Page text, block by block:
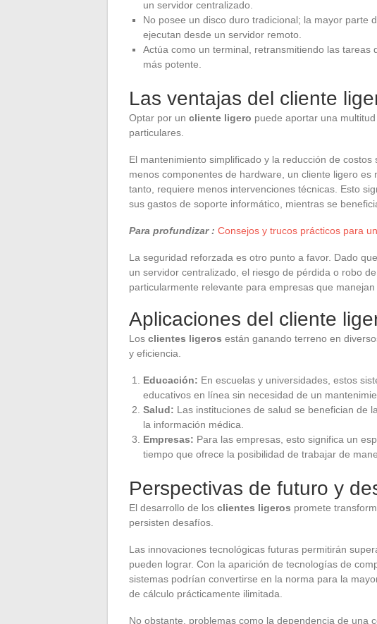
un servidor centralizado.
No posee un disco duro tradicional; la mayor parte
ejecutan desde un servidor remoto.
Actúa como un terminal, retransmitiendo las tareas
más potente.
Las ventajas del cliente
Optar por un cliente ligero puede aportar una
particulares.
El mantenimiento simplificado y la reducción de
menos componentes de hardware, un cliente ligero
tanto, requiere menos intervenciones técnicas. Esto
sus gastos de soporte informático, mientras se
Para profundizar : Consejos y trucos prácticos para
La seguridad reforzada es otro punto a favor. Dado
un servidor centralizado, el riesgo de pérdida o robo
particularmente relevante para empresas que manejan
Aplicaciones del cliente
Los clientes ligeros están ganando terreno en
y eficiencia.
Educación: En escuelas y universidades, estos
educativos en línea sin necesidad de un
Salud: Las instituciones de salud se benefician de
la información médica.
Empresas: Para las empresas, esto significa un
tiempo que ofrece la posibilidad de trabajar de
Perspectivas de futuro y
El desarrollo de los clientes ligeros promete
persisten desafíos.
Las innovaciones tecnológicas futuras permitirán
pueden lograr. Con la aparición de tecnologías de
sistemas podrían convertirse en la norma para la
de cálculo prácticamente ilimitada.
No obstante, problemas como la dependencia de una